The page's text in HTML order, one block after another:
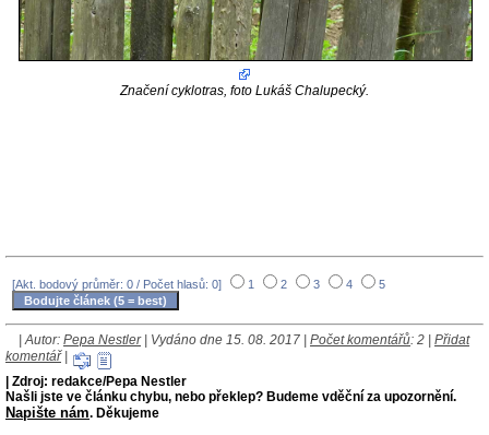
Značení cyklotras, foto Lukáš Chalupecký.
[Akt. bodový průměr: 0 / Počet hlasů: 0] 1 2 3 4 5
| Autor: Pepa Nestler| Vydáno dne 15. 08. 2017 | Počet komentářů: 2 | Přidat
komentář|
| Zdroj: redakce/Pepa Nestler
Našli jste ve článku chybu, nebo překlep? Budeme vděční za upozornění.
Napište nám. Děkujeme